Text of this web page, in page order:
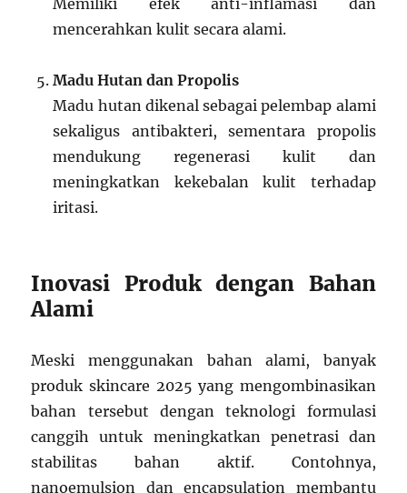
mencerahkan kulit secara alami.
Madu Hutan dan Propolis
Madu hutan dikenal sebagai pelembap alami
sekaligus antibakteri, sementara propolis
mendukung regenerasi kulit dan
meningkatkan kekebalan kulit terhadap
iritasi.
Inovasi Produk dengan Bahan
Alami
Meski menggunakan bahan alami, banyak
produk skincare 2025 yang mengombinasikan
bahan tersebut dengan teknologi formulasi
canggih untuk meningkatkan penetrasi dan
stabilitas bahan aktif. Contohnya,
nanoemulsion dan encapsulation membantu